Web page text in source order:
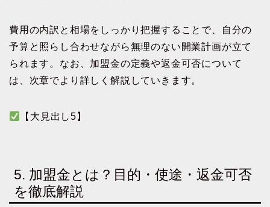
費用の内訳と相場をしっかり把握することで、自分の
予算と照らし合わせながら無理のない開業計画が立て
られます。なお、加盟金の定義や返金可否について
は、次章でより詳しく解説していきます。
【大見出し5】
5. 加盟金とは？目的・使途・返金可否
を徹底解説